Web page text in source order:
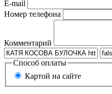
E-mail
Номер телефона
Комментарий
Способ оплаты
Картой на сайте